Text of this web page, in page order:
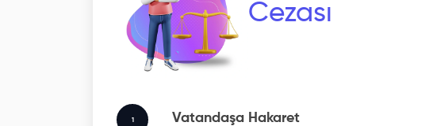
Cezası
1 Vatandaşa Hakaret